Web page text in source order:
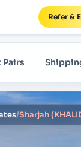
Refer &
Pairs
/